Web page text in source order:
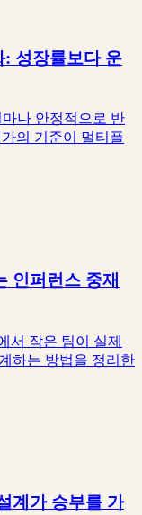
성장률보다 운
나 안정적으로 반
의 기준이 멀티플
인퍼런스 중재
서 작은 팀이 실제
하는 방법을 정리한
계가 승부를 가